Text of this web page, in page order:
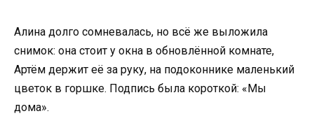
Алина долго сомневалась, но всё же выложила
снимок: она стоит у окна в обновлённой комнате,
Артём держит её за руку, на подоконнике маленький
цветок в горшке. Подпись была короткой: «Мы
дома».